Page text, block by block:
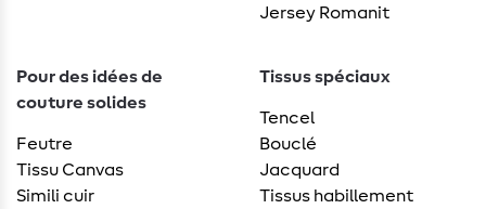
Jersey Romanit
Pour des idées de
couture solides
Feutre
Tissu Canvas
Simili cuir
Tissus spéciaux
Tencel
Bouclé
Jacquard
Tissus habillement